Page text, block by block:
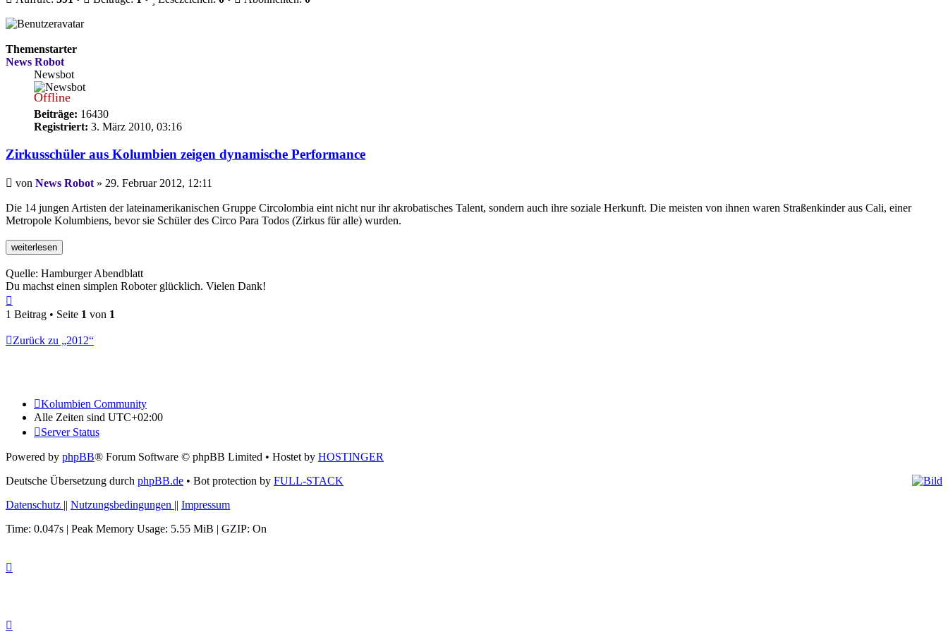
Themenstarter
News Robot
Newsbot
Offline
Beiträge: 16430
Registriert: 3. März 2010, 03:16
Zirkusschüler aus Kolumbien zeigen dynamische Performance
Beitrag
von News Robot » 29. Februar 2012, 12:11
Die 14 jungen Artisten der lateinamerikanischen Gruppe Circolombia eint nicht nur ihr akrobatisches Talent, sondern auch ihre soziale Herkunft. Die meisten von ihnen waren Straßenkinder aus Cali, einer
Metropole Kolumbiens, bevor sie Schüler des Circo Para Todos (Zirkus für alle) wurden.
Quelle: Hamburger Abendblatt
Du machst einen simplen Roboter glücklich. Vielen Dank!
oben
1 Beitrag • Seite 1 von 1
Zurück zu „2012“
Kolumbien Community
Alle Zeiten sind UTC+02:00
Server Status
Powered by phpBB® Forum Software © phpBB Limited • Hostet by HOSTINGER
Deutsche Übersetzung durch phpBB.de • Bot protection by FULL-STACK
Datenschutz || Nutzungsbedingungen || Impressum
Time: 0.047s | Peak Memory Usage: 5.55 MiB | GZIP: On